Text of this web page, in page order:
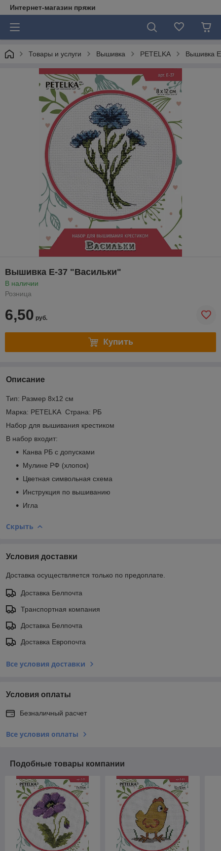
Интернет-магазин пряжи
Товары и услуги Вышивка PETELKA Вышивка
Вышивка E-37 "Васильки"
В наличии
Розница
6,50 руб.
Купить
Описание
Тип: Размер 8х12 см
Марка: PETELKA Страна: РБ
Набор для вышивания крестиком
В набор входит:
Канва РБ с допусками
Мулине РФ (хлопок)
Цветная символьная схема
Инструкция по вышиванию
Игла
Скрыть
Условия доставки
Доставка осуществляется только по предоплате.
Доставка Белпочта
Транспортная компания
Доставка Белпочта
Доставка Европочта
Все условия доставки
Условия оплаты
Безналичный расчет
Все условия оплаты
Подобные товары компании